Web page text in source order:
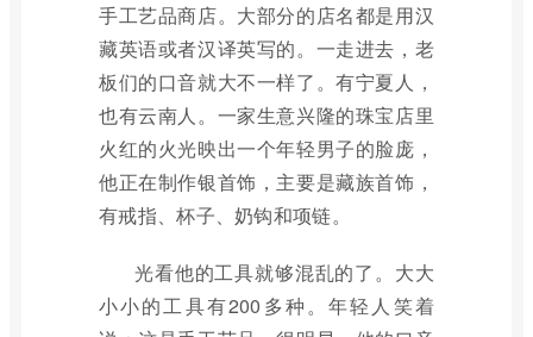
手工艺品商店。大部分的店名都是用汉
藏英语或者汉译英写的。一走进去，老
板们的口音就大不一样了。有宁夏人，
也有云南人。一家生意兴隆的珠宝店里
火红的火光映出一个年轻男子的脸庞，
他正在制作银首饰，主要是藏族首饰，
有戒指、杯子、奶钩和项链。
光看他的工具就够混乱的了。大大
小小的工具有200多种。年轻人笑着